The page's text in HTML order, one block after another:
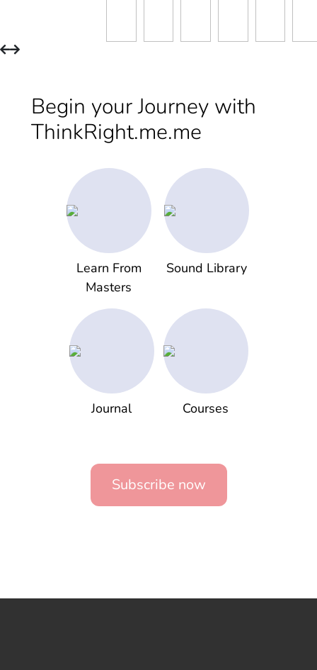
Begin your Journey with
ThinkRight.me.me
Learn From
Masters
Sound Library
Journal Courses
Subscribe now